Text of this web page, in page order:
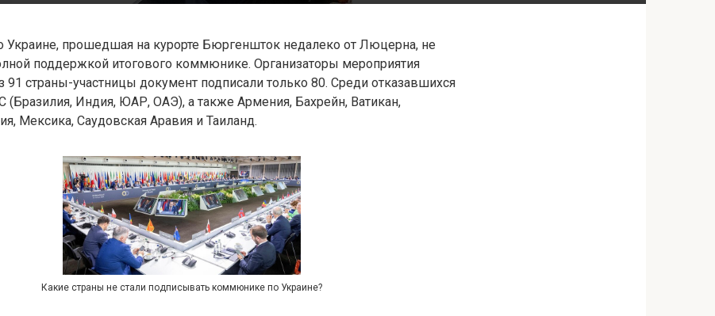
Украине, прошедшая на курорте Бюргеншток недалеко от Люцерна, не
поддержкой итогового коммюнике. Организаторы мероприятия
91 страны-участницы документ подписали только 80. Среди отказавшихся
Индия, ЮАР, ОАЭ), а также Армения, Бахрейн, Ватикан,
Мексика, Саудовская Аравия и Таиланд.
Какие страны не стали подписывать коммюнике по Украине?